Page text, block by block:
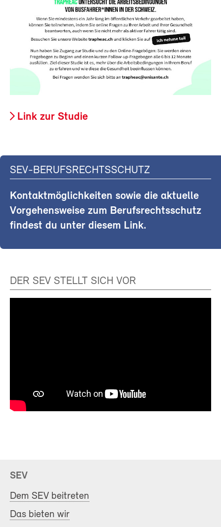
Link zur Studie
SEV-BERUFSRECHTSSCHUTZ
Kontaktmöglichkeiten sowie die aktuelle
Vorgehensweise zum Berufsrechtsschutz
findest du unter diesem Link.
DER SEV STELLT SICH VOR
SEV
Dem SEV beitreten
Das bieten wir